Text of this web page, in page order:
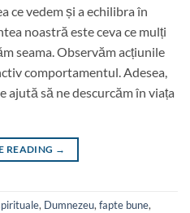
ce vedem și a echilibra în
noastră este ceva ce mulți
seama. Observăm acțiunile
comportamentul. Adesea,
ajută să ne descurcăm în viața
READING →
, Dumnezeu, fapte bune,